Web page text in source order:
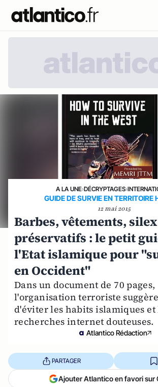
A LA UNE›DÉCRYPTAGES›
GUIDE DE SURVIE EN TERRITOIRE
12 mai 2015
Barbes, vêtements,
préservatifs : le petit
l'Etat islamique pour
en Occident"
Dans un document de 70 pages,
l'organisation terroriste
d'éviter les habits islamiques et
recherches internet douteuses.
Atlantico Rédaction
PARTAGER
Ajouter Atlantico en favori sur